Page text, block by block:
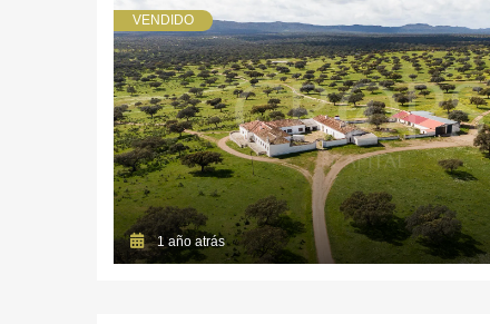
VENDIDO
1 año atrás